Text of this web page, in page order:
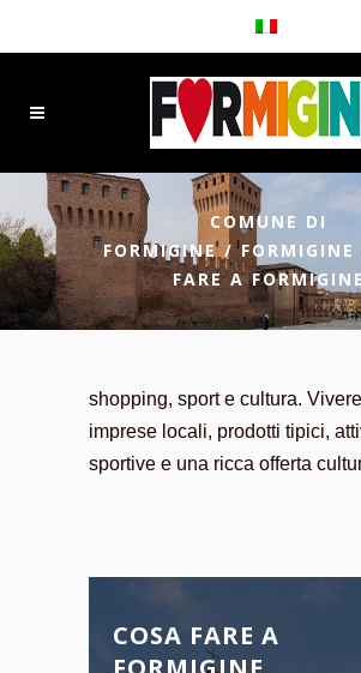
COMUNE DI
FORMIGINE/FORMIGINE
FARE A FORMIGINE
shopping, sport e cultura.
imprese locali, prodotti tipici,
sportive e una ricca offerta
COSA FARE A